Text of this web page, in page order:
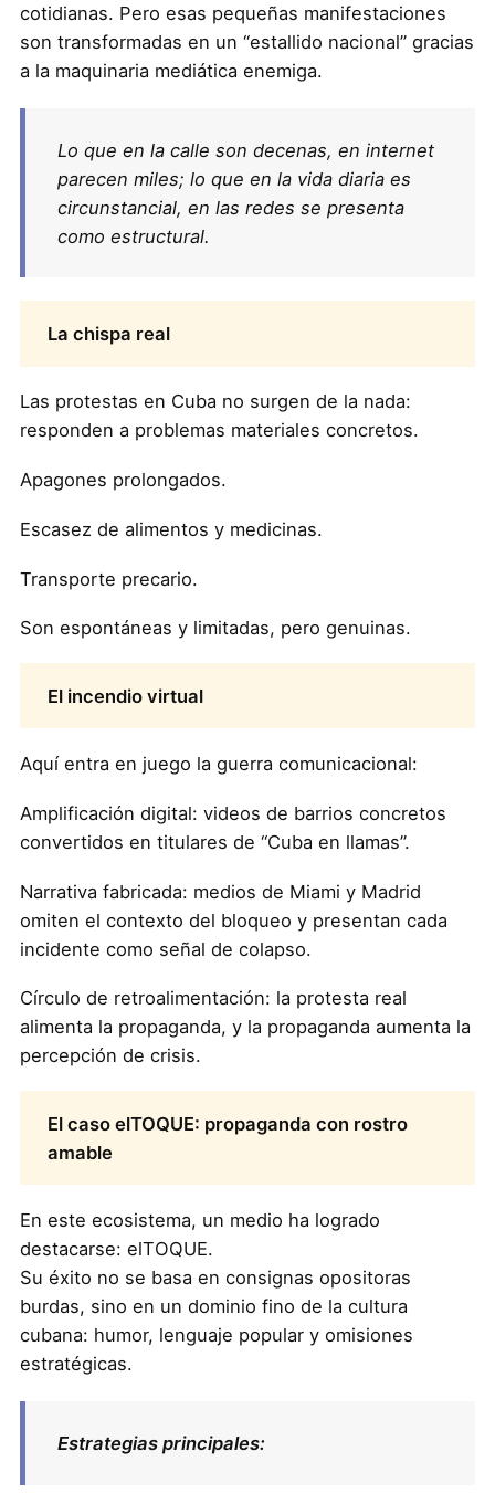
cotidianas. Pero esas pequeñas manifestaciones
son transformadas en un “estallido nacional” gracias
a la maquinaria mediática enemiga.
Lo que en la calle son decenas, en internet
parecen miles; lo que en la vida diaria es
circunstancial, en las redes se presenta
como estructural.
La chispa real
Las protestas en Cuba no surgen de la nada:
responden a problemas materiales concretos.
Apagones prolongados.
Escasez de alimentos y medicinas.
Transporte precario.
Son espontáneas y limitadas, pero genuinas.
El incendio virtual
Aquí entra en juego la guerra comunicacional:
Amplificación digital: videos de barrios concretos
convertidos en titulares de “Cuba en llamas”.
Narrativa fabricada: medios de Miami y Madrid
omiten el contexto del bloqueo y presentan cada
incidente como señal de colapso.
Círculo de retroalimentación: la protesta real
alimenta la propaganda, y la propaganda aumenta la
percepción de crisis.
El caso elTOQUE: propaganda con rostro
amable
En este ecosistema, un medio ha logrado
destacarse: elTOQUE.
Su éxito no se basa en consignas opositoras
burdas, sino en un dominio fino de la cultura
cubana: humor, lenguaje popular y omisiones
estratégicas.
Estrategias principales: